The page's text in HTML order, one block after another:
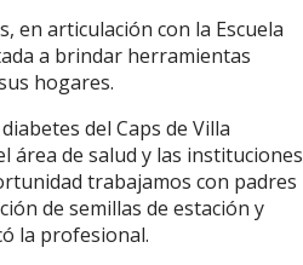
en articulación con la Escuela
a brindar herramientas
hogares.
del Caps de Villa
área de salud y las instituciones
trabajamos con padres
de semillas de estación y
la profesional.